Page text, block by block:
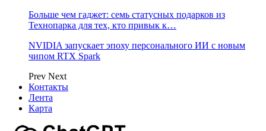
Больше чем гаджет: семь статусных подарков из
Технопарка для тех, кто привык к…
NVIDIA запускает эпоху персонального ИИ с новым
чипом RTX Spark
Prev Next
Контакты
Лента
Карта